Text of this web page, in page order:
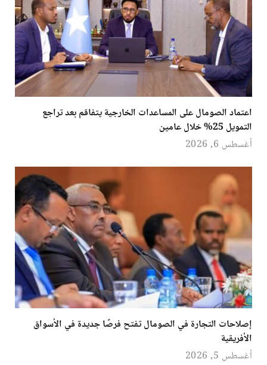
اعتماد الصومال على المساعدات الخارجية يتفاقم بعد تراجع
التمويل 25% خلال عامين
أغسطس 6, 2026
إصلاحات التجارة في الصومال تفتح فرصًا جديدة في الأسواق
الأفريقية
أغسطس 5, 2026